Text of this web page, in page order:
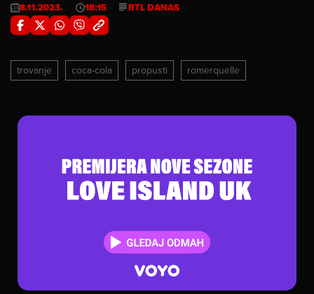
8.11.2023. 18:15 RTL DANAS
trovanje coca-cola propusti romerquelle